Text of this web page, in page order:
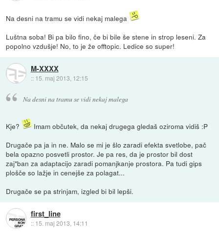
Na desni na tramu se vidi nekaj malega
Luštna soba! Bi pa bilo fino, če bi bile še stene in strop leseni. Za
popolno vzdušje! No, to je že offtopic. Ledice so super!
M-XXXX
:: 15. maj 2013, 12:15
Na desni na tramu se vidi nekaj malega
Kje?
Imam občutek, da nekaj drugega gledaš oziroma vidiš :P
Drugače pa ja in ne. Malo se mi je šlo zaradi efekta svetlobe, pač
bela opazno posvetli prostor. Je pa res, da je prostor bil dost
zaj*ban za adaptacijo zaradi pomanjkanje prostora. Pa tudi gips
plošče so lažje in cenejše za polagat...
Drugače se pa strinjam, izgled bi bil lepši.
first_line
:: 15. maj 2013, 14:11